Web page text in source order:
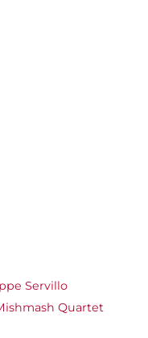
Servillo
Quartet